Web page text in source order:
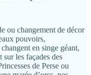
ou changement de décor
pouvoirs,
en singe géant,
les façades des
de Perse ou